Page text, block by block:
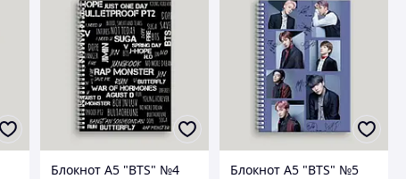
Блокнот А5 "BTS" №4 Блокнот А5 "BTS" №5